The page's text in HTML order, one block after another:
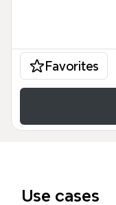
Favorites
Use cases